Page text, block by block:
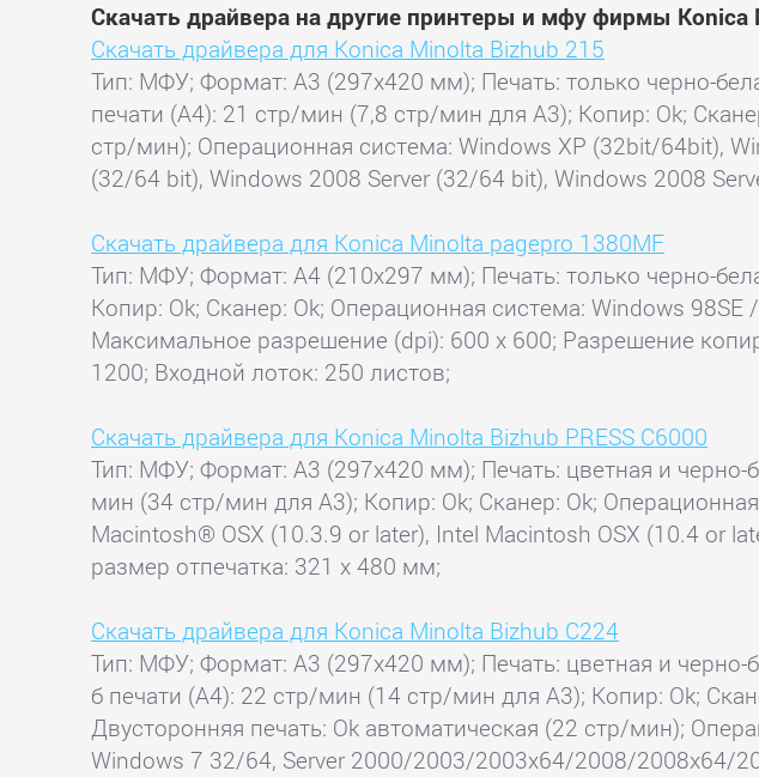
Скачать драйвера на другие принтеры и мфу фирмы Konica
Скачать драйвера для Konica Minolta Bizhub 215
Тип: МФУ; Формат: A3 (297x420 мм); Печать: только черно-
печати (А4): 21 стр/мин (7,8 стр/мин для А3); Копир: Ok;
стр/мин); Операционная система: Windows XP (32bit/64bit),
(32/64 bit), Windows 2008 Server (32/64 bit), Windows 2008
Скачать драйвера для Konica Minolta pagepro 1380MF
Тип: МФУ; Формат: A4 (210x297 мм); Печать: только черно-
Копир: Ok; Сканер: Ok; Операционная система: Windows
Максимальное разрешение (dpi): 600 x 600; Разрешение
1200; Входной лоток: 250 листов;
Скачать драйвера для Konica Minolta Bizhub PRESS C6000
Тип: МФУ; Формат: A3 (297x420 мм); Печать: цветная и черно-
мин (34 стр/мин для А3); Копир: Ok; Сканер: Ok;
Macintosh® OSX (10.3.9 or later), Intel Macintosh OSX (10.4 or
размер отпечатка: 321 x 480 мм;
Скачать драйвера для Konica Minolta Bizhub С224
Тип: МФУ; Формат: A3 (297x420 мм); Печать: цветная и черно-
б печати (А4): 22 стр/мин (14 стр/мин для А3); Копир: Ok;
Двусторонняя печать: Ok автоматическая (22 стр/мин);
Windows 7 32/64, Server 2000/2003/2003x64/2008/2008x64/